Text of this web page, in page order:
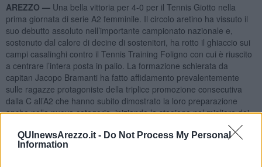
QUInewsArezzo.it - Do Not Process My Personal
Information
AREZZO — Una bella vittoria per 4-0 per il Tennis Giotto nella
prima giornata di serie A2 femminile. Il circolo aretino ha vissuto il
suo debutto assoluto nell’importante campionato nazionale e,
sostenuto dal calore di decine di sostenitori, ha rotto il ghiaccio sui
campi casalinghi contro il Tennis Training Foligno con cui è riuscito
a centrare l’intera posta in palio. La formazione schierata da
capitan Jacopo Bramanti ha fatto affidamento prevalentemente
sulle ragazze protagoniste della triplice promozione consecutiva
dalla C all’A2 che hanno subito dimostrato la loro preparazione
anche nella nuova categoria, iniziando la stagione nel migliore dei
Il primo punto è stato messo a segno da Matilde Mariani che ha